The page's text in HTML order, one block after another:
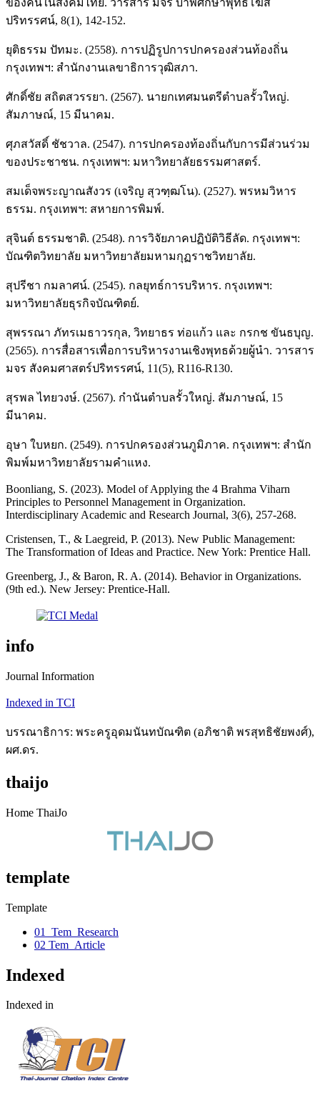
ของคนในสังคมไทย. วารสาร มจร บาฬีศึกษาพุทธโฆส
ปริทรรศน์, 8(1), 142-152.
ยุติธรรม ปัทมะ. (2558). การปฏิรูปการปกครองส่วนท้องถิ่น
กรุงเทพฯ: สำนักงานเลขาธิการวุฒิสภา.
ศักดิ์ชัย สถิตสวรรยา. (2567). นายกเทศมนตรีตำบลรั้วใหญ่.
สัมภาษณ์, 15 มีนาคม.
ศุภสวัสดิ์ ชัชวาล. (2547). การปกครองท้องถิ่นกับการมีส่วนร่วม
ของประชาชน. กรุงเทพฯ: มหาวิทยาลัยธรรมศาสตร์.
สมเด็จพระญาณสังวร (เจริญ สุวฑฺฒโน). (2527). พรหมวิหาร
ธรรม. กรุงเทพฯ: สหายการพิมพ์.
สุจินต์ ธรรมชาติ. (2548). การวิจัยภาคปฏิบัติวิธีลัด. กรุงเทพฯ:
บัณฑิตวิทยาลัย มหาวิทยาลัยมหามกุฏราชวิทยาลัย.
สุปรีชา กมลาศน์. (2545). กลยุทธ์การบริหาร. กรุงเทพฯ:
มหาวิทยาลัยธุรกิจบัณฑิตย์.
สุพรรณา ภัทรเมธาวรกุล, วิทยาธร ท่อแก้ว และ กรกช ขันธบุญ.
(2565). การสื่อสารเพื่อการบริหารงานเชิงพุทธด้วยผู้นำ. วารสาร
มจร สังคมศาสตร์ปริทรรศน์, 11(5), R116-R130.
สุรพล ไทยวงษ์. (2567). กำนันตำบลรั้วใหญ่. สัมภาษณ์, 15
มีนาคม.
อุษา ใบหยก. (2549). การปกครองส่วนภูมิภาค. กรุงเทพฯ: สํานัก
พิมพ์มหาวิทยาลัยรามคําแหง.
Boonliang, S. (2023). Model of Applying the 4 Brahma Viharn
Principles to Personnel Management in Organization.
Interdisciplinary Academic and Research Journal, 3(6), 257-268.
Cristensen, T., & Laegreid, P. (2013). New Public Management:
The Transformation of Ideas and Practice. New York: Prentice Hall.
Greenberg, J., & Baron, R. A. (2014). Behavior in Organizations.
(9th ed.). New Jersey: Prentice-Hall.
info
Journal Information
Indexed in TCI
บรรณาธิการ: พระครูอุดมนันทบัณฑิต (อภิชาติ พรสุทธิชัยพงศ์),
ผศ.ดร.
thaijo
Home ThaiJo
template
Template
01_Tem_Research
02 Tem_Article
Indexed
Indexed in